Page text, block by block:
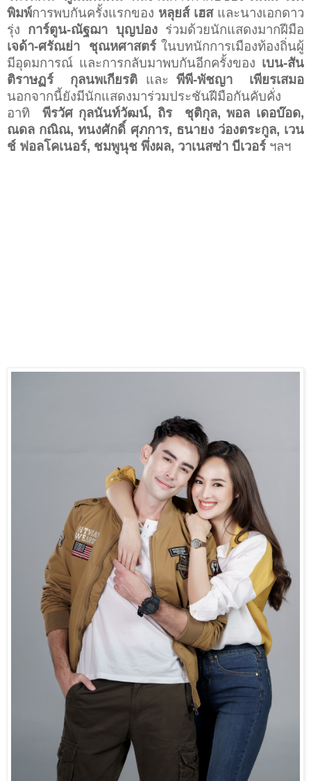
พิมพ์การพบกันครั้งแรกของ หลุยส์ เฮส และนางเอกดาว
รุ่ง การ์ตูน-ณัฐฌา บุญปองร่วมด้วยนักแสดงมากฝีมือ
เจด้า-ศรัณย่า
ชุณหศาสตร์ในบทนักการเมืองท้องถิ่นผู้
มีอุดมการณ์ และการกลับมาพบกันอีกครั้งของ เบน-สัน
ติราษฏร์
กุลนพเกียรติ และพีพี-พัชญา
เพียรเสมอ
นอกจากนี้ยังมีนักแสดงมาร่วมประชันฝีมือกันคับคั่ง
อาทิ
พีรวัศ กุลนันท์วัฒน์, ถิร ชุติกุล,พอล เดอบ๊อด,
ณดล กณิณ, ทนงศักดิ์ ศุภการ, ธนายง ว่องตระกูล, เวน
ช์ ฟอลโคเนอร์, ชมพูนุช พึ่งผล, วาเนสซ่า บีเวอร์ ฯลฯ